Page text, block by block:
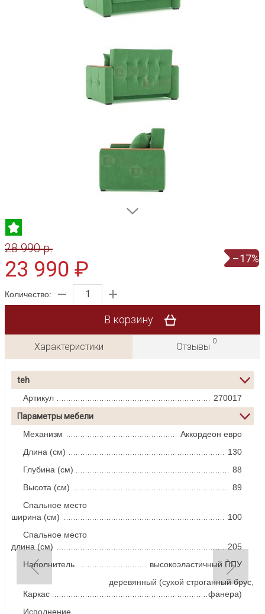
28 990 p.
–17%
23 990 ₽
Количество:
В корзину
Характеристики Отзывы
0
teh
Артикул
270017
Параметры мебели
Механизм
Аккордеон евро
Длина (см)
130
Глубина (см)
88
Высота (см)
89
Спальное место
ширина (см)
100
Спальное место
длина (см)
205
Наполнитель
высокоэластичный ППУ
Каркас
деревянный (сухой строганный брус,
фанера)
Исполнение